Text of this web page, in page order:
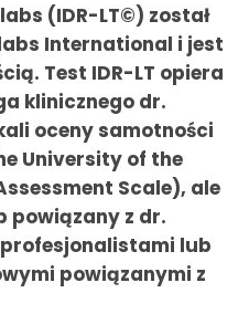
(IDR-LT©) został
International i jest
Test IDR-LT opiera
klinicznego dr.
oceny samotności
University of the
Scale), ale
powiązany z dr.
lub
powiązanymi z